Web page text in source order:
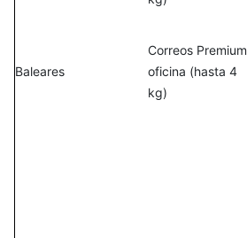
Baleares
Correos Premium
oficina (hasta 4
kg)